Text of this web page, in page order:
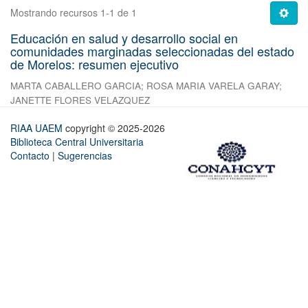
Mostrando recursos 1-1 de 1
Educación en salud y desarrollo social en
comunidades marginadas seleccionadas del estado
de Morelos: resumen ejecutivo
MARTA CABALLERO GARCIA; ROSA MARIA VARELA GARAY;
JANETTE FLORES VELAZQUEZ
RIAA UAEM copyright © 2025-2026
Biblioteca Central Universitaria
Contacto | Sugerencias